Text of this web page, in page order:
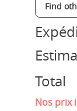
Find
Total
Nos prix